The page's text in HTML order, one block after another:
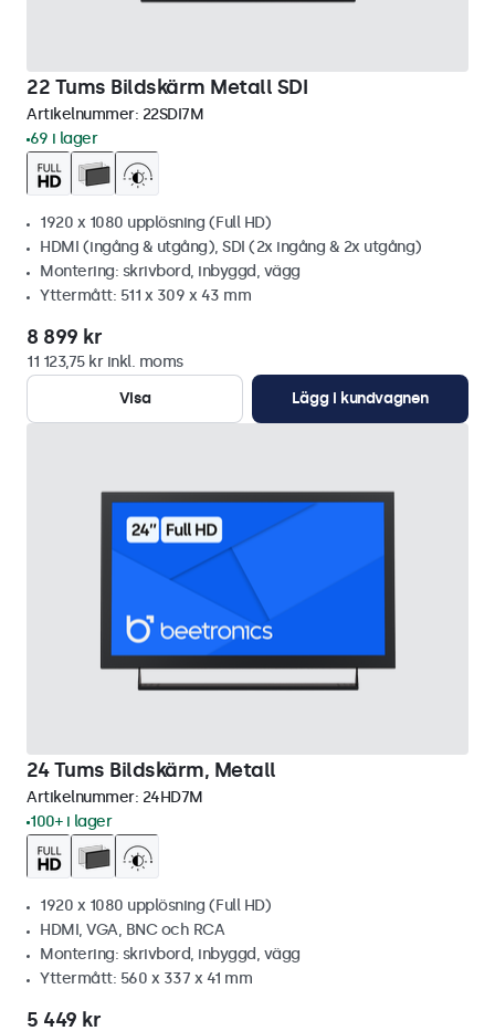
22 Tums Bildskärm Metall SDI
Artikelnummer: 22SDI7M
69 i lager
1920 x 1080 upplösning (Full HD)
HDMI (ingång & utgång), SDI (2x ingång & 2x utgång)
Montering: skrivbord, inbyggd, vägg
Yttermått: 511 x 309 x 43 mm
8 899 kr
11 123,75 kr inkl. moms
Visa
Lägg i kundvagnen
24 Tums Bildskärm, Metall
Artikelnummer: 24HD7M
100+ i lager
1920 x 1080 upplösning (Full HD)
HDMI, VGA, BNC och RCA
Montering: skrivbord, inbyggd, vägg
Yttermått: 560 x 337 x 41 mm
5 449 kr